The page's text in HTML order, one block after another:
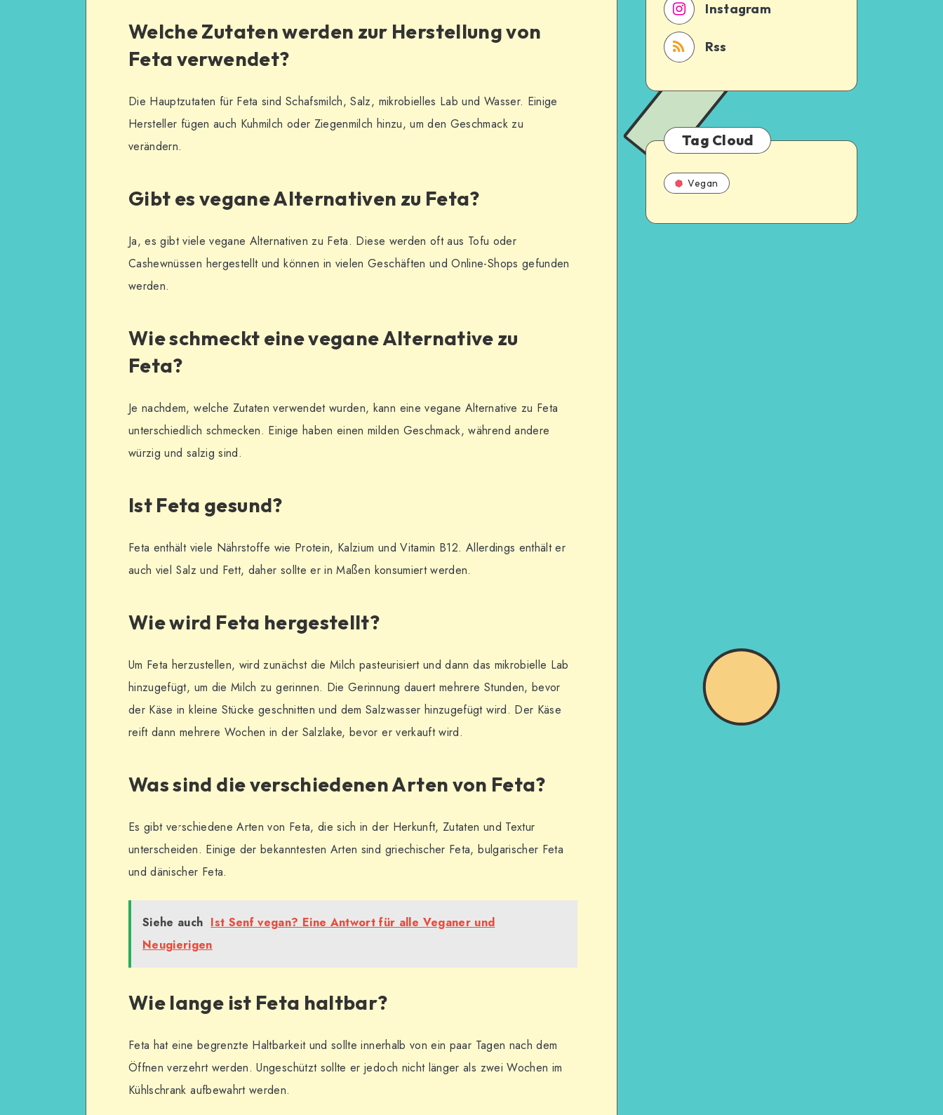
Welche Zutaten werden zur Herstellung von
Feta verwendet?
Die Hauptzutaten für Feta sind Schafsmilch, Salz, mikrobielles Lab und Wasser. Einige
Hersteller fügen auch Kuhmilch oder Ziegenmilch hinzu, um den Geschmack zu
verändern.
Gibt es vegane Alternativen zu Feta?
Ja, es gibt viele vegane Alternativen zu Feta. Diese werden oft aus Tofu oder
Cashewnüssen hergestellt und können in vielen Geschäften und Online-Shops gefunden
werden.
Wie schmeckt eine vegane Alternative zu
Feta?
Je nachdem, welche Zutaten verwendet wurden, kann eine vegane Alternative zu Feta
unterschiedlich schmecken. Einige haben einen milden Geschmack, während andere
würzig und salzig sind.
Ist Feta gesund?
Feta enthält viele Nährstoffe wie Protein, Kalzium und Vitamin B12. Allerdings enthält er
auch viel Salz und Fett, daher sollte er in Maßen konsumiert werden.
Wie wird Feta hergestellt?
Um Feta herzustellen, wird zunächst die Milch pasteurisiert und dann das mikrobielle Lab
hinzugefügt, um die Milch zu gerinnen. Die Gerinnung dauert mehrere Stunden, bevor
der Käse in kleine Stücke geschnitten und dem Salzwasser hinzugefügt wird. Der Käse
reift dann mehrere Wochen in der Salzlake, bevor er verkauft wird.
Was sind die verschiedenen Arten von Feta?
Es gibt verschiedene Arten von Feta, die sich in der Herkunft, Zutaten und Textur
unterscheiden. Einige der bekanntesten Arten sind griechischer Feta, bulgarischer Feta
und dänischer Feta.
Siehe auch Ist Senf vegan? Eine Antwort für alle Veganer und
Neugierigen
Wie lange ist Feta haltbar?
Feta hat eine begrenzte Haltbarkeit und sollte innerhalb von ein paar Tagen nach dem
Öffnen verzehrt werden. Ungeschützt sollte er jedoch nicht länger als zwei Wochen im
Kühlschrank aufbewahrt werden.
Instagram
Rss
Tag Cloud
Vegan